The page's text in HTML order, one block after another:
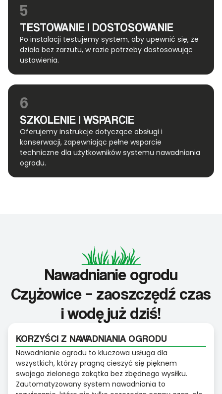
5
TESTOWANIE I DOSTOSOWANIE
Po instalacji testujemy system, aby upewnić się, że
działa bez zarzutu, w razie potrzeby dostosowując
ustawienia.
6
SZKOLENIE I WSPARCIE
Oferujemy instrukcje dotyczące obsługi i
konserwacji, zapewniając pełne wsparcie
techniczne dla użytkowników systemu nawadniania
ogrodu.
Nawadnianie ogrodu
Czyżowice – zaoszczędź czas
i wodę już dziś!
KORZYŚCI Z NAWADNIANIA OGRODU
Nawadnianie ogrodu to kluczowa usługa dla
wszystkich, którzy pragną cieszyć się pięknem
swojego zielonego zakątka bez zbędnego wysiłku.
Zautomatyzowany system nawadniania to